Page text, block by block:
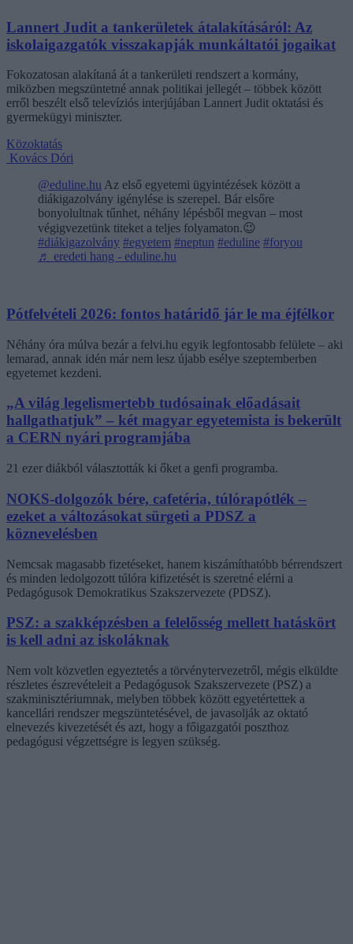
Lannert Judit a tankerületek átalakításáról: Az
iskolaigazgatók visszakapják munkáltatói jogaikat
Fokozatosan alakítaná át a tankerületi rendszert a kormány,
miközben megszüntetné annak politikai jellegét – többek között
erről beszélt első televíziós interjújában Lannert Judit oktatási és
gyermekügyi miniszter.
Közoktatás
Kovács Dóri
@eduline.hu Az első egyetemi ügyintézések között a
diákigazolvány igénylése is szerepel. Bár elsőre
bonyolultnak tűnhet, néhány lépésből megvan – most
végigvezetünk titeket a teljes folyamaton.😉
#diákigazolvány #egyetem #neptun #eduline #foryou
♬ eredeti hang - eduline.hu
Pótfelvételi 2026: fontos határidő jár le ma éjfélkor
Néhány óra múlva bezár a felvi.hu egyik legfontosabb felülete – aki
lemarad, annak idén már nem lesz újabb esélye szeptemberben
egyetemet kezdeni.
„A világ legelismertebb tudósainak előadásait
hallgathatjuk” – két magyar egyetemista is bekerült
a CERN nyári programjába
21 ezer diákból választották ki őket a genfi programba.
NOKS-dolgozók bére, cafetéria, túlórapótlék –
ezeket a változásokat sürgeti a PDSZ a
köznevelésben
Nemcsak magasabb fizetéseket, hanem kiszámíthatóbb bérrendszert
és minden ledolgozott túlóra kifizetését is szeretné elérni a
Pedagógusok Demokratikus Szakszervezete (PDSZ).
PSZ: a szakképzésben a felelősség mellett hatáskört
is kell adni az iskoláknak
Nem volt közvetlen egyeztetés a törvénytervezetről, mégis elküldte
részletes észrevételeit a Pedagógusok Szakszervezete (PSZ) a
szakminisztériumnak, melyben többek között egyetértettek a
kancellári rendszer megszüntetésével, de javasolják az oktató
elnevezés kivezetését és azt, hogy a főigazgatói poszthoz
pedagógusi végzettségre is legyen szükség.